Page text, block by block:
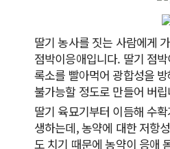
딸기 농사를 짓는 사람에게
점박이응애입니다. 딸기 점
록소를 빨아먹어 광합성을
불가능할 정도로 만들어 버
딸기 육묘기부터 이듬해 수
생하는데, 농약에 대한 저항
도 치기 때문에 농약이 응애